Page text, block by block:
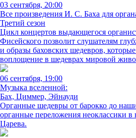
03 сентября, 20:00
Все произведения И. С. Баха для
Третий сезон
Цикл концертов выдающегося
Фисейского позволит слушателям
и образы баховских шедевров,
воплощение в шедеврах мировой
06 сентября, 19:00
Музыка вселенной:
Бах, Циммер, Эйнауди
Органные шедевры от барокко до
органные переложения неоклассики
Царева.